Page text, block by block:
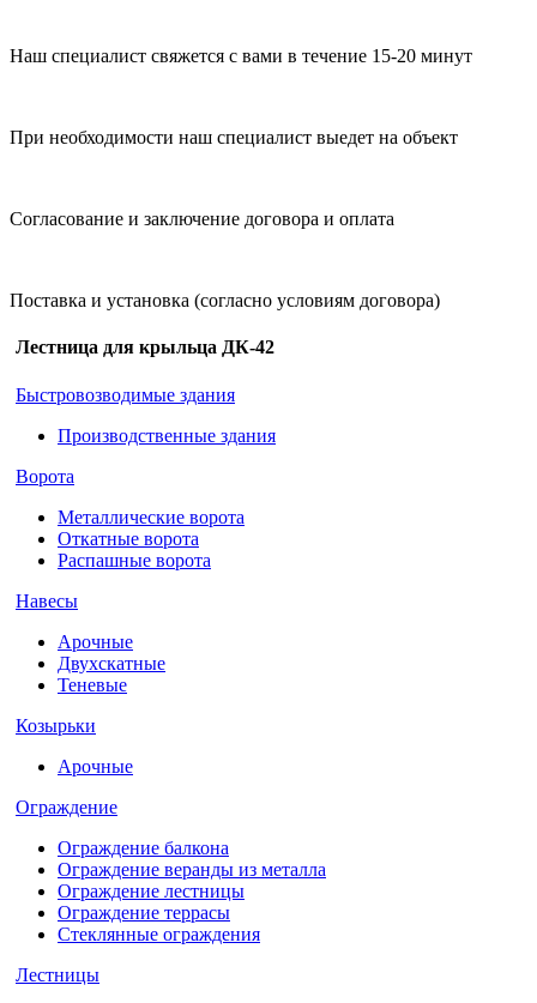
Наш специалист свяжется с вами в течение 15-20 минут
При необходимости наш специалист выедет на объект
Согласование и заключение договора и оплата
Поставка и установка (согласно условиям договора)
Лестница для крыльца ДК-42
Быстровозводимые здания
Производственные здания
Ворота
Металлические ворота
Откатные ворота
Распашные ворота
Навесы
Арочные
Двухскатные
Теневые
Козырьки
Арочные
Ограждение
Ограждение балкона
Ограждение веранды из металла
Ограждение лестницы
Ограждение террасы
Стеклянные ограждения
Лестницы